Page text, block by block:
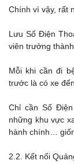
Chính vì vậy, rất
Lưu Số Điện
viên trưởng
Mỗi khi cần đi
trước là có xe
Chỉ cần Số
những khu vực
hành chính…
2.2. Kết nối